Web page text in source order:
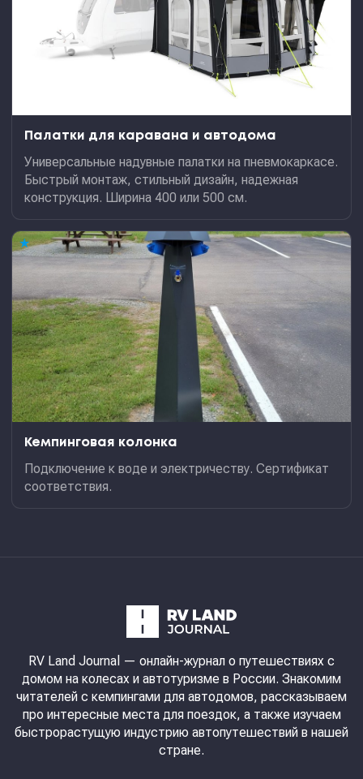
Палатки для каравана и автодома
Универсальные надувные палатки на пневмокаркасе.
Быстрый монтаж, стильный дизайн, надежная
конструкция. Ширина 400 или 500 см.
★
Кемпинговая колонка
Подключение к воде и электричеству. Сертификат
соответствия.
RV Land Journal — онлайн-журнал о путешествиях с
домом на колесах и автотуризме в России. Знакомим
читателей с кемпингами для автодомов, рассказываем
про интересные места для поездок, а также изучаем
быстрорастущую индустрию автопутешествий в нашей
стране.